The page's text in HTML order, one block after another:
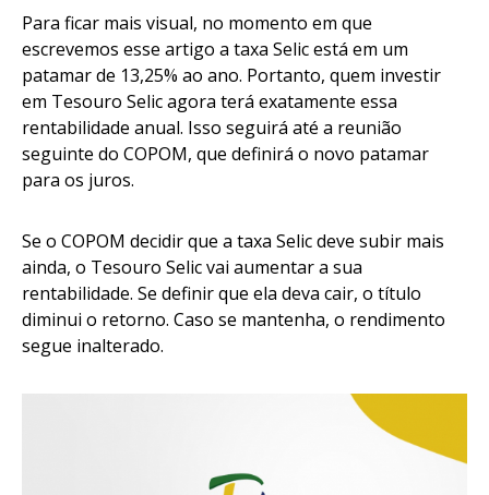
Para ficar mais visual, no momento em que
escrevemos esse artigo a taxa Selic está em um
patamar de 13,25% ao ano. Portanto, quem investir
em Tesouro Selic agora terá exatamente essa
rentabilidade anual. Isso seguirá até a reunião
seguinte do COPOM, que definirá o novo patamar
para os juros.
Se o COPOM decidir que a taxa Selic deve subir mais
ainda, o Tesouro Selic vai aumentar a sua
rentabilidade. Se definir que ela deva cair, o título
diminui o retorno. Caso se mantenha, o rendimento
segue inalterado.